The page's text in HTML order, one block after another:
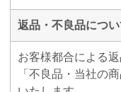
返品・不良品につい
お客様都合による
「不良品・当社の